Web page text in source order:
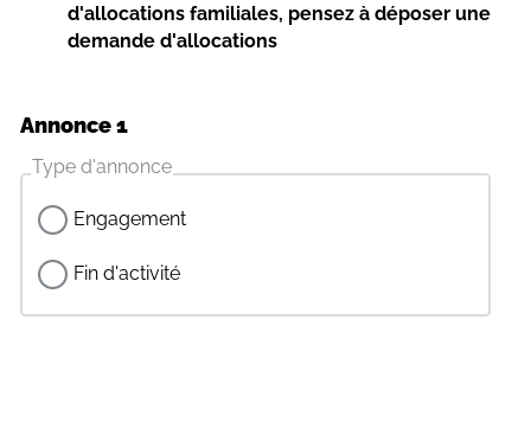
d'allocations familiales, pensez à déposer une
demande d'allocations
Annonce 1
Type d'annonce
Engagement
Fin d'activité